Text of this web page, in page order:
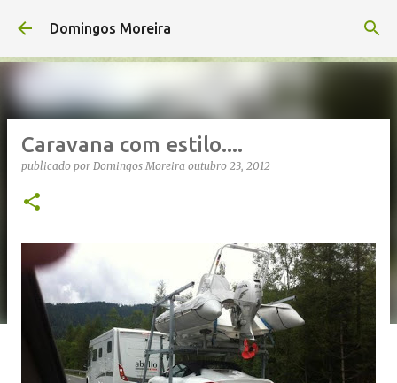
Avançar para o conteúdo principal
Domingos Moreira
Caravana com estilo....
publicado por Domingos Moreira outubro 23, 2012